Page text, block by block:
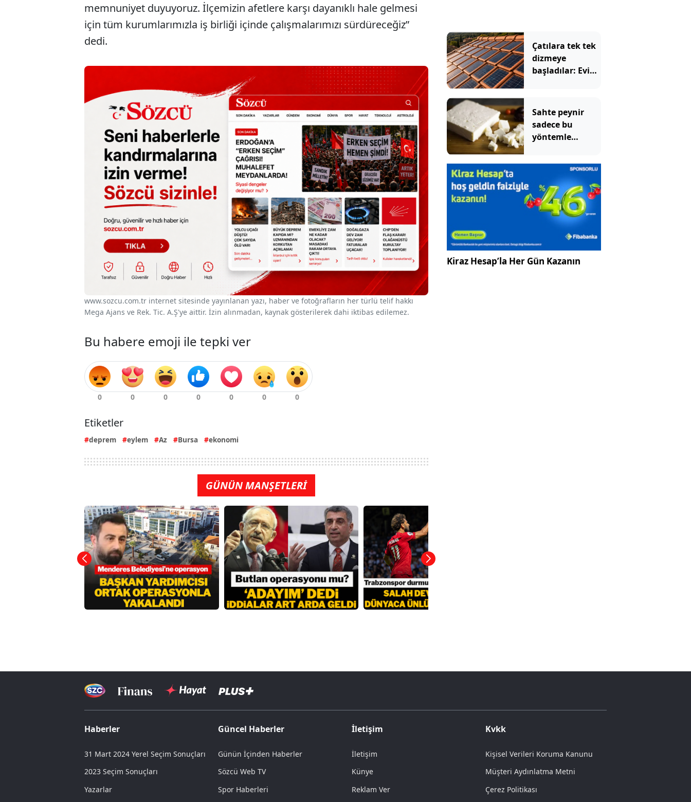
memnuniyet duyuyoruz. İlçemizin afetlere karşı dayanıklı hale gelmesi
için tüm kurumlarımızla iş birliği içinde çalışmalarımızı sürdüreceğiz”
dedi.
www.sozcu.com.tr internet sitesinde yayınlanan yazı, haber ve fotoğrafların her türlü telif hakkı
Mega Ajans ve Rek. Tic. A.Ş'ye aittir. İzin alınmadan, kaynak gösterilerek dahi iktibas edilemez.
Bu habere emoji ile tepki ver
Etiketler
deprem eylem Az Bursa ekonomi
GÜNÜN MANŞETLERİ
Çatılara tek tek
dizmeye
başladılar: Evin
üretecek
Sahte peynir
sadece bu
yöntemle
Kiraz Hesap’la Her Gün Kazanın
Haberler
31 Mart 2024 Yerel Seçim Sonuçları
2023 Seçim Sonuçları
Yazarlar
Güncel Haberler
Günün İçinden Haberler
Sözcü Web TV
Spor Haberleri
İletişim
İletişim
Künye
Reklam Ver
Kvkk
Kişisel Verileri Koruma Kanunu
Müşteri Aydınlatma Metni
Çerez Politikası